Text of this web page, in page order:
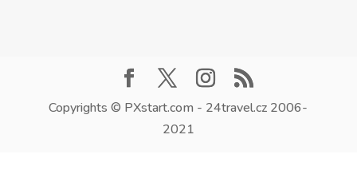
Copyrights © PXstart.com - 24travel.cz 2006-
2021